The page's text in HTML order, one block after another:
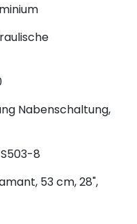
Nabenschaltung,
8
53 cm, 28",